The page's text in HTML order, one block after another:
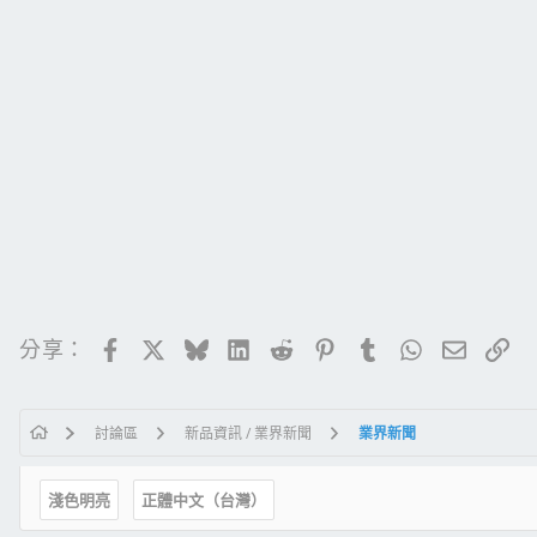
分享： FacebookBlueskyLinkedIn
RedditPinterestTumblrWhatsApp
電子郵
連
討論區 新品資訊 / 業界新聞 業界新聞
淺色明亮 正體中文（台灣）